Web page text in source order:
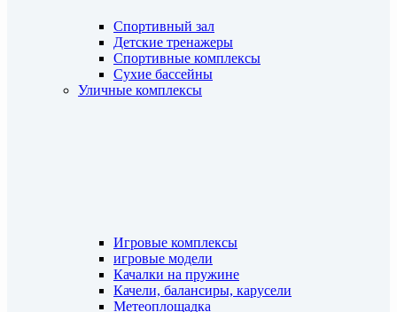
Спортивный зал
Детские тренажеры
Спортивные комплексы
Сухие бассейны
Уличные комплексы
Игровые комплексы
игровые модели
Качалки на пружине
Качели, балансиры, карусели
Метеоплощадка